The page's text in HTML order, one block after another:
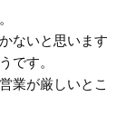
ないと思います
です。
業が厳しいとこ